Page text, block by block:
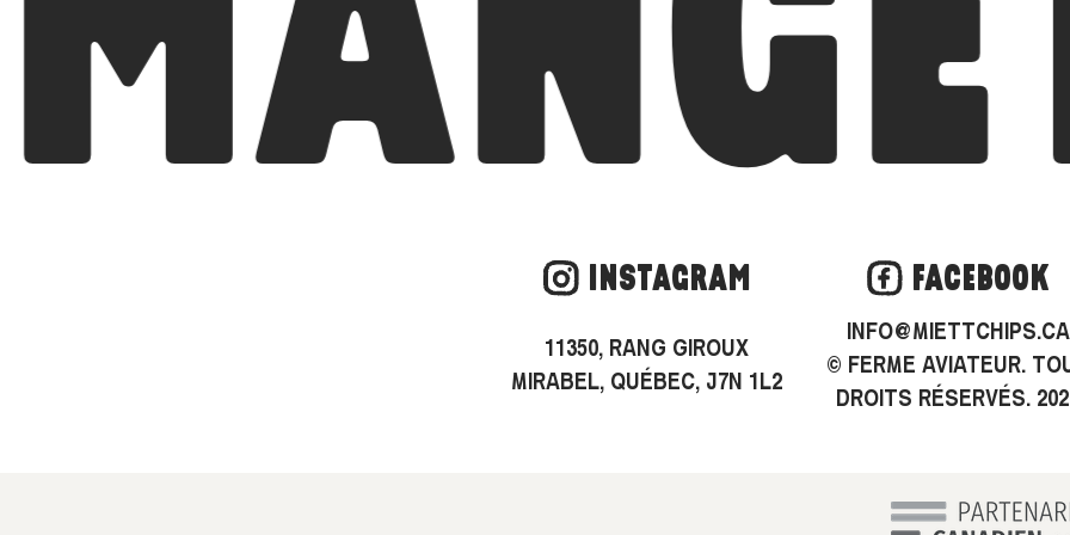
INSTAGRAM FACEBOOK
11350, RANG GIROUX
MIRABEL, QUÉBEC, J7N 1L2
INFO@MIETTCHIPS.CA
© FERME AVIATEUR.
DROITS RÉSERVÉS.